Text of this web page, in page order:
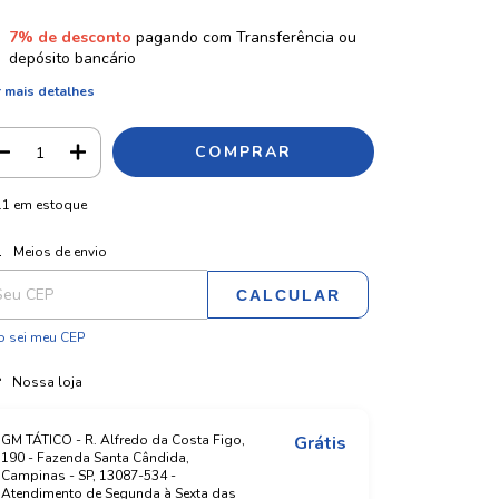
7% de desconto pagando com Transferência ou
depósito bancário
mais detalhes
em estoque
para o CEP:
Meios de envio
CALCULAR
sei meu CEP
Nossa loja
GM TÁTICO - R. Alfredo da Costa Figo,
190 - Fazenda Santa Cândida,
Campinas - SP, 13087-534 -
Atendimento de Segunda à Sexta das
Grátis